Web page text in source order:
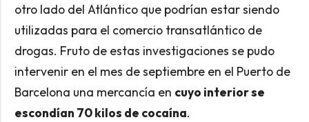
otro lado del Atlántico que podrían estar siendo
utilizadas para el comercio transatlántico de
drogas. Fruto de estas investigaciones se pudo
intervenir en el mes de septiembre en el Puerto de
Barcelona una mercancía en cuyo interior se
escondían 70 kilos de cocaína.